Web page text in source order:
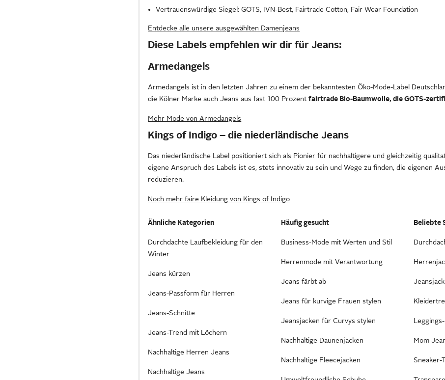
Vertrauenswürdige Siegel: GOTS, IVN-Best, Fairtrade Cotton, Fair Wear Foundation
Entdecke alle unsere ausgewählten Damenjeans
Diese Labels empfehlen wir dir für Jeans:
Armedangels
Armedangels ist in den letzten Jahren zu einem der bekanntesten Öko-Mode-Label
die Kölner Marke auch Jeans aus fast 100 Prozentfairtrade Bio-Baumwolle, die GOTS-
Mehr Mode von Armedangels
Kings of Indigo – die niederländische Jeans
Das niederländische Label positioniert sich als Pionier für nachhaltigere und gleichzeitig
eigene Anspruch des Labels ist es, stets innovativ zu sein und Wege zu finden, die eigenen
reduzieren.
Noch mehr faire Kleidung von Kings of Indigo
Ähnliche Kategorien
Durchdachte Laufbekleidung für den
Winter
Jeans kürzen
Jeans-Passform für Herren
Jeans-Schnitte
Jeans-Trend mit Löchern
Nachhaltige Herren Jeans
Nachhaltige Jeans
Häufig gesucht
Business-Mode mit Werten und Stil
Herrenmode mit Verantwortung
Jeans färbt ab
Jeans für kurvige Frauen stylen
Jeansjacken für Curvys stylen
Nachhaltige Daunenjacken
Nachhaltige Fleecejacken
Beliebte
Mom
Sneaker-